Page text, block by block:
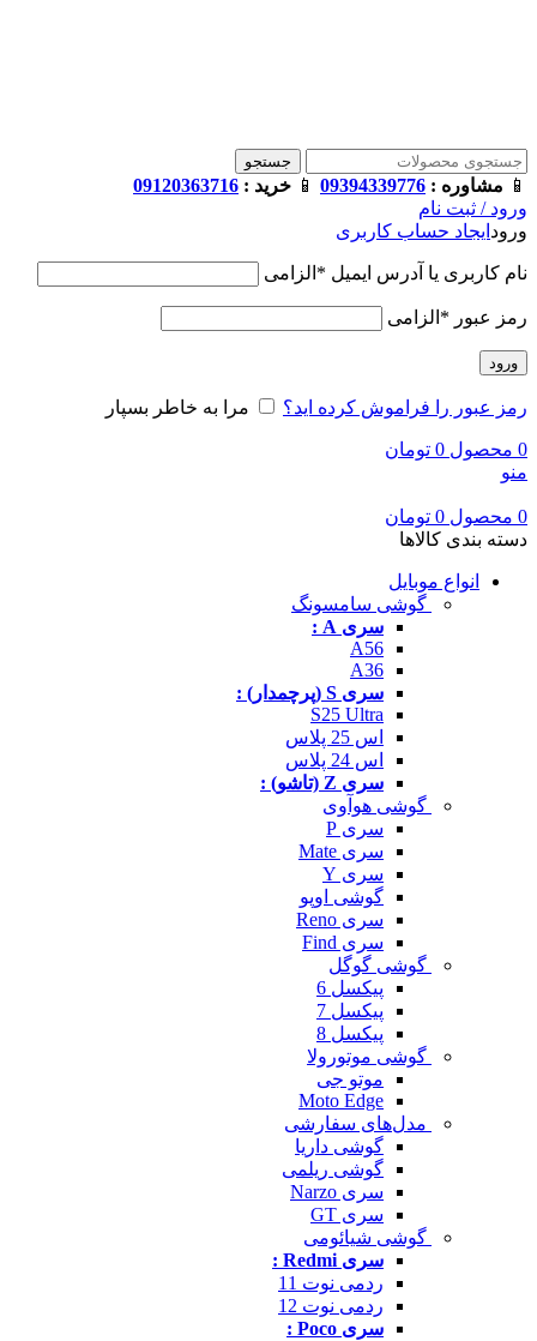
جستجو
📱 مشاوره : 09394339776
📱 خرید : 09120363716
ورود / ثبت نام
ورود ایجاد حساب کاربری
نام کاربری یا آدرس ایمیل * الزامی
رمز عبور * الزامی
ورود
رمز عبور را فراموش کرده اید؟ مرا به خاطر بسپار
0 محصول 0 تومان
منو
0 محصول 0 تومان
دسته بندی کالاها
انواع موبایل
گوشی سامسونگ
سری A :
A56
A36
سری S (پرچمدار) :
S25 Ultra
اس 25 پلاس
اس 24 پلاس
سری Z (تاشو) :
گوشی هوآوی
سری P
سری Mate
سری Y
گوشی اوپو
سری Reno
سری Find
گوشی گوگل
پیکسل 6
پیکسل 7
پیکسل 8
گوشی موتورولا
موتو جی
Moto Edge
مدل‌های سفارشی
گوشی داریا
گوشی ریلمی
سری Narzo
سری GT
گوشی شیائومی
سری Redmi :
ردمی نوت 11
ردمی نوت 12
سری Poco :